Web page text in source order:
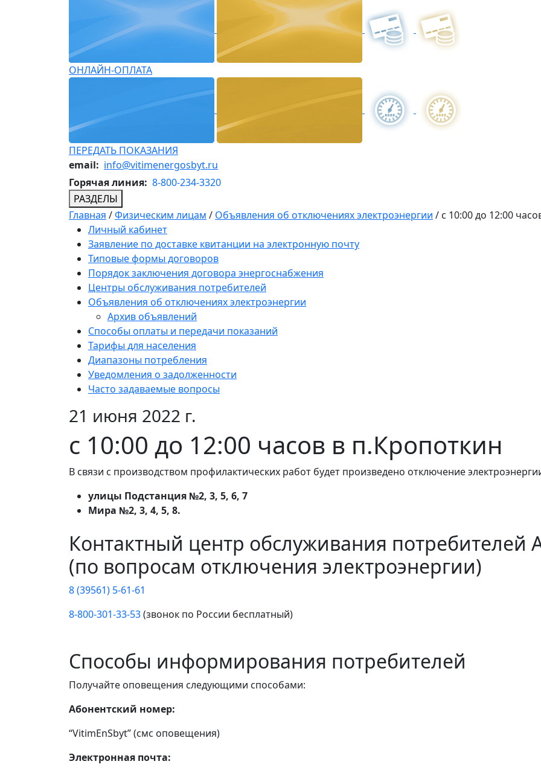
ОНЛАЙН-ОПЛАТА
ПЕРЕДАТЬ ПОКАЗАНИЯ
email: info@vitimenergosbyt.ru
Горячая линия: 8-800-234-3320
РАЗДЕЛЫ
Главная /Физическим лицам / Объявления об отключениях электроэнергии / с 10:00 до 12:00
Личный кабинет
Заявление по доставке квитанции на электронную почту
Типовые формы договоров
Порядок заключения договора энергоснабжения
Центры обслуживания потребителей
Объявления об отключениях электроэнергии
Архив объявлений
Способы оплаты и передачи показаний
Тарифы для населения
Диапазоны потребления
Уведомления о задолженности
Часто задаваемые вопросы
21 июня 2022 г.
с 10:00 до 12:00 часов в п.Кропоткин
В связи с производством профилактических работ будет произведено отключение
улицы Подстанция №2, 3, 5, 6, 7
Мира №2, 3, 4, 5, 8.
Контактный центр обслуживания потребителей
(по вопросам отключения электроэнергии)
8 (39561) 5-61-61
8-800-301-33-53(звонок по России бесплатный)
Способы информирования потребителей
Получайте оповещения следующими способами:
Абонентский номер:
“VitimEnSbyt” (смс оповещения)
Электронная почта: